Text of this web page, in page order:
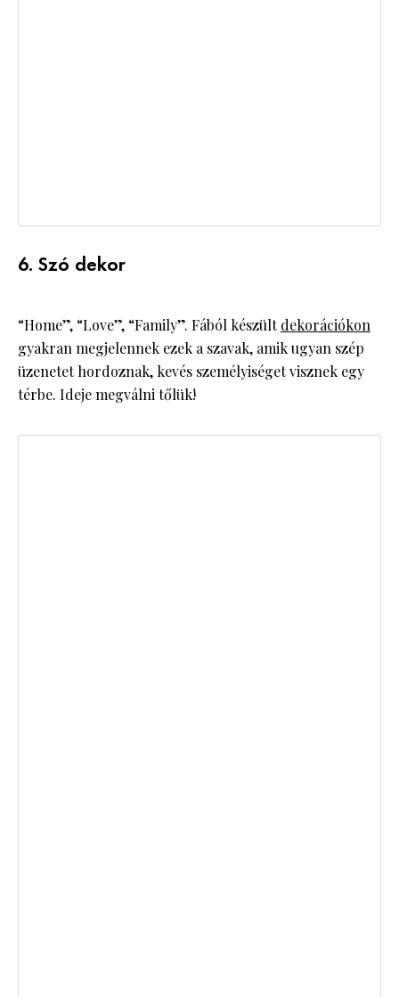
6. Szó dekor
“Home”, “Love”, “Family”. Fából készültdekorációkon
gyakran megjelennek ezek a szavak, amik ugyan szép
üzenetet hordoznak, kevés személyiséget visznek egy
térbe. Ideje megválni tőlük!